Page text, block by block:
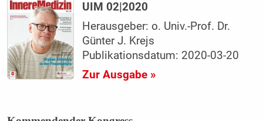
UIM 02|2020
Herausgeber: o. Univ.-Prof. Dr.
Günter J. Krejs
Publikationsdatum: 2020-03-20
Zur Ausgabe »